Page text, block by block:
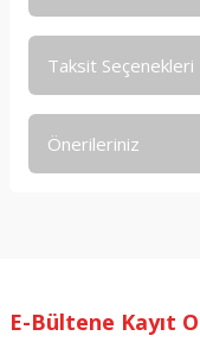
Taksit Seçenekleri
Önerileriniz
Ürün resmi kalitesiz,
E-Bültene Kayıt